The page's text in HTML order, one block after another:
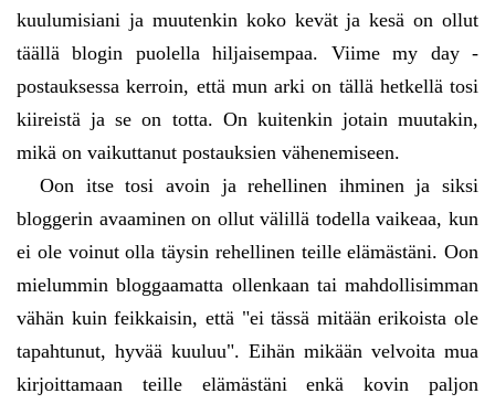
kuulumisiani ja muutenkin koko kevät ja kesä on ollut
täällä blogin puolella hiljaisempaa. Viime my day -
postauksessa kerroin, että mun arki on tällä hetkellä tosi
kiireistä ja se on totta. On kuitenkin jotain muutakin,
mikä on vaikuttanut postauksien vähenemiseen.
Oon itse tosi avoin ja rehellinen ihminen ja siksi
bloggerin avaaminen on ollut välillä todella vaikeaa, kun
ei ole voinut olla täysin rehellinen teille elämästäni. Oon
mielummin bloggaamatta ollenkaan tai mahdollisimman
vähän kuin feikkaisin, että "ei tässä mitään erikoista ole
tapahtunut, hyvää kuuluu". Eihän mikään velvoita mua
kirjoittamaan teille elämästäni enkä kovin paljon